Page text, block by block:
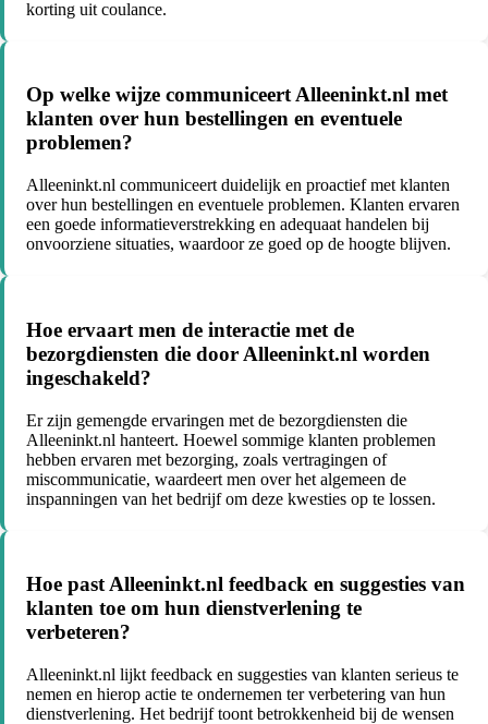
korting uit coulance.
Op welke wijze communiceert Alleeninkt.nl met
klanten over hun bestellingen en eventuele
problemen?
Alleeninkt.nl communiceert duidelijk en proactief met klanten
over hun bestellingen en eventuele problemen. Klanten ervaren
een goede informatieverstrekking en adequaat handelen bij
onvoorziene situaties, waardoor ze goed op de hoogte blijven.
Hoe ervaart men de interactie met de
bezorgdiensten die door Alleeninkt.nl worden
ingeschakeld?
Er zijn gemengde ervaringen met de bezorgdiensten die
Alleeninkt.nl hanteert. Hoewel sommige klanten problemen
hebben ervaren met bezorging, zoals vertragingen of
miscommunicatie, waardeert men over het algemeen de
inspanningen van het bedrijf om deze kwesties op te lossen.
Hoe past Alleeninkt.nl feedback en suggesties van
klanten toe om hun dienstverlening te
verbeteren?
Alleeninkt.nl lijkt feedback en suggesties van klanten serieus te
nemen en hierop actie te ondernemen ter verbetering van hun
dienstverlening. Het bedrijf toont betrokkenheid bij de wensen